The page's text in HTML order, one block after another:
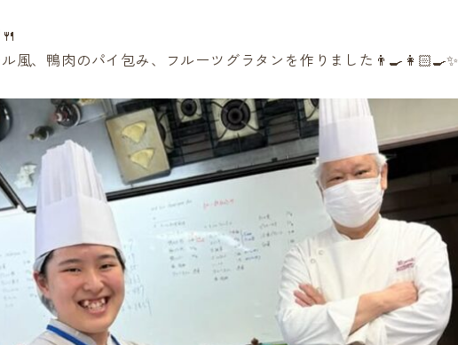
風、鴨肉のパイ包み、フルーツグラタンを作りました👨‍🍳👩🏻‍🍳✨